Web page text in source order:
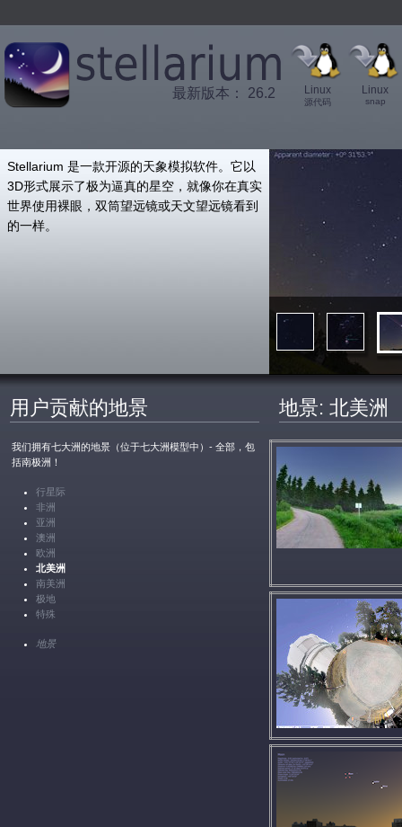
最新版本： 26.2 Linux
源代码
Linux
snap
Stellarium 是一款开源的天象模拟软件。它以
3D形式展示了极为逼真的星空，就像你在真实
世界使用裸眼，双筒望远镜或天文望远镜看到
的一样。
',
用户贡献的地景
我们拥有七大洲的地景（位于七大洲模型中）- 全部，包
括南极洲！
行星际
非洲
亚洲
澳洲
欧洲
北美洲
南美洲
极地
特殊
地景
地景: 北美洲